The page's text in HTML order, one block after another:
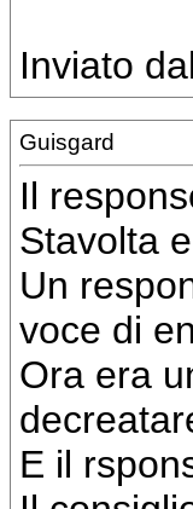
Inviato
Guisgard
Il
Stavolta
Un
voce di
Ora era
E il